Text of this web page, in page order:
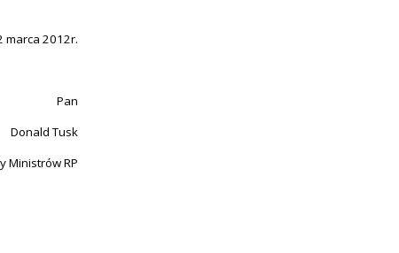
marca 2012r.
Pan
Donald Tusk
Ministrów RP